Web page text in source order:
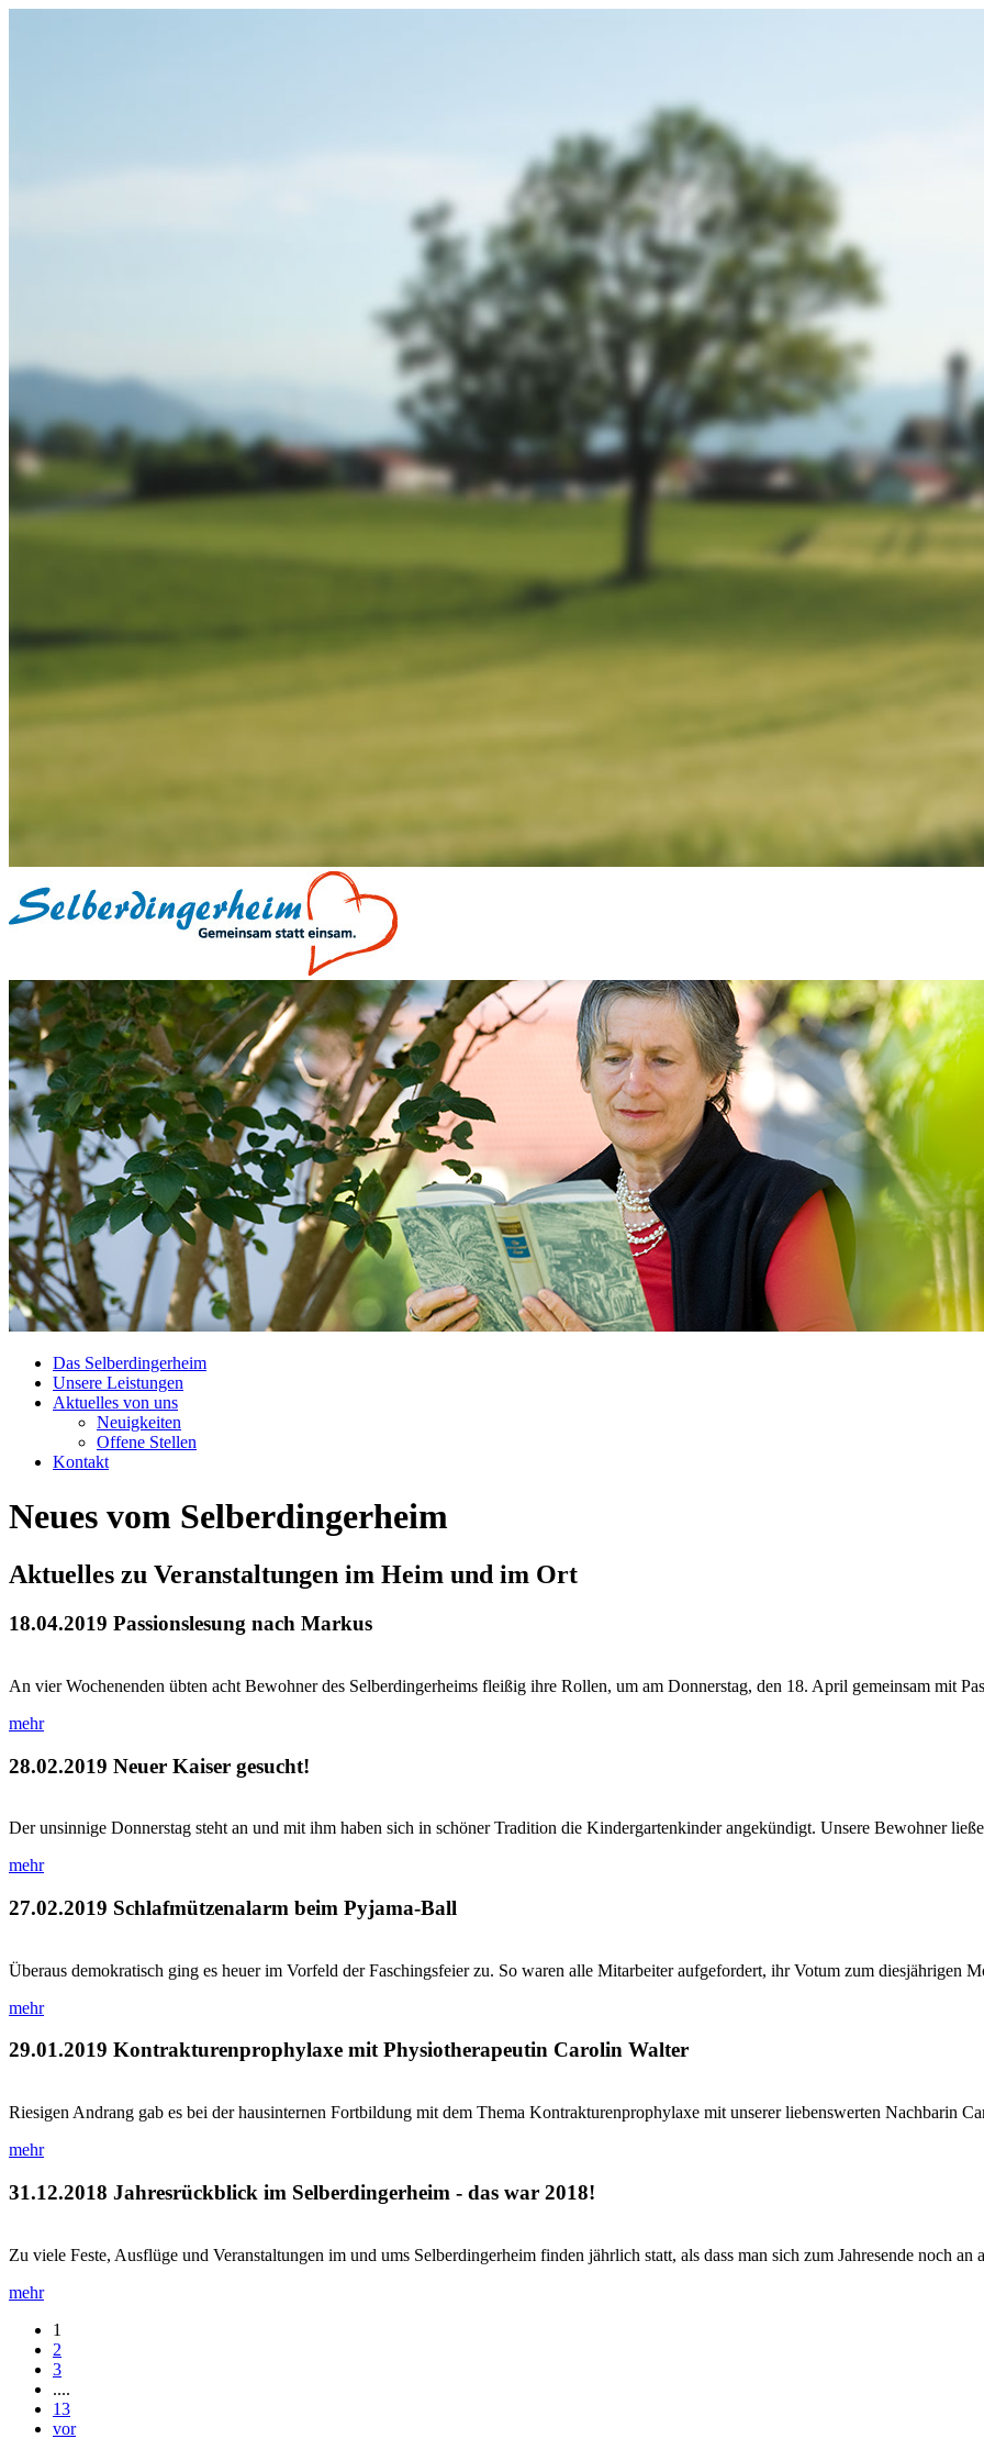
Das Selberdingerheim
Unsere Leistungen
Aktuelles von uns
Neuigkeiten
Offene Stellen
Kontakt
Neues vom Selberdingerheim
Aktuelles zu Veranstaltungen im Heim und im Ort
18.04.2019 Passionslesung nach Markus
An vier Wochenenden übten acht Bewohner des Selberdingerheims fleißig ihre Rollen, um am Donnerstag, den 18. April gemeinsam mit
mehr
28.02.2019 Neuer Kaiser gesucht!
Der unsinnige Donnerstag steht an und mit ihm haben sich in schöner Tradition die Kindergartenkinder angekündigt. Unsere Bewohner
mehr
27.02.2019 Schlafmützenalarm beim Pyjama-Ball
Überaus demokratisch ging es heuer im Vorfeld der Faschingsfeier zu. So waren alle Mitarbeiter aufgefordert, ihr Votum zum diesjährigen
mehr
29.01.2019 Kontrakturenprophylaxe mit Physiotherapeutin Carolin Walter
Riesigen Andrang gab es bei der hausinternen Fortbildung mit dem Thema Kontrakturenprophylaxe mit unserer liebenswerten Nachbarin
mehr
31.12.2018 Jahresrückblick im Selberdingerheim - das war 2018!
Zu viele Feste, Ausflüge und Veranstaltungen im und ums Selberdingerheim finden jährlich statt, als dass man sich zum Jahresende noch an
mehr
1
2
3
....
13
vor